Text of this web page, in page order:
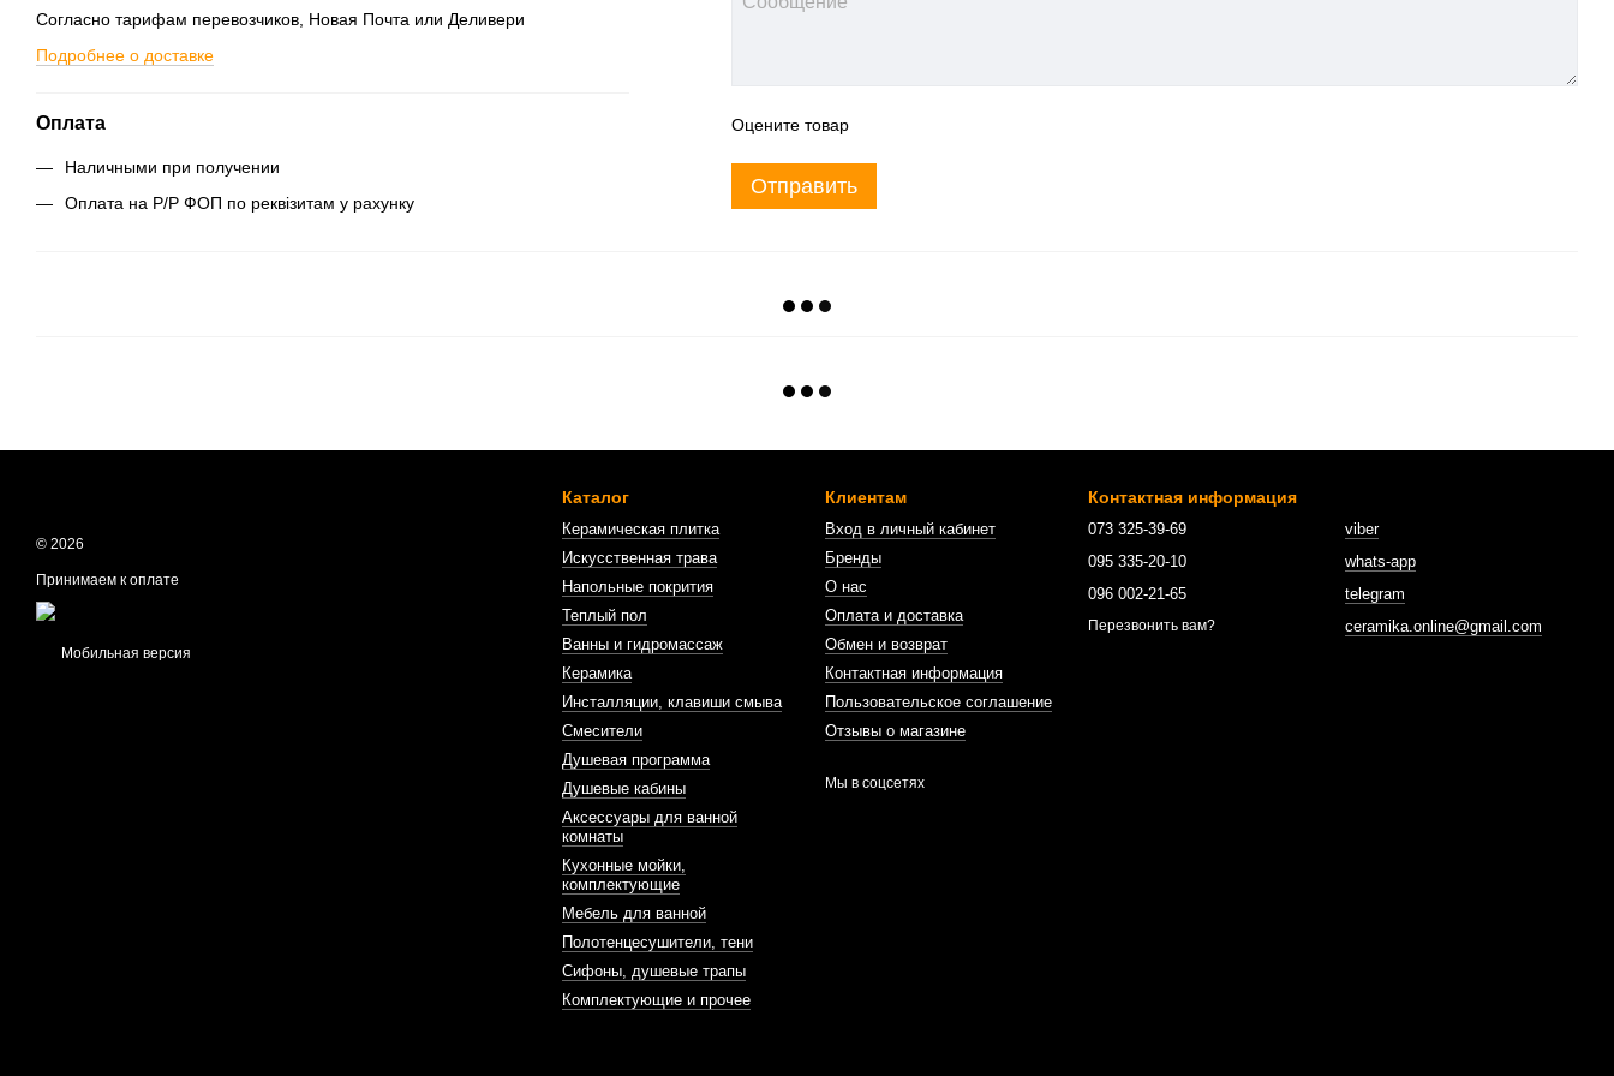
Согласно тарифам перевозчиков, Новая Почта или Деливери
Подробнее о доставке
Оплата
Наличными при получении
Оплата на Р/Р ФОП по реквізитам у рахунку
Оцените товар
Отправить
© 2026
Принимаем к оплате
Мобильная версия
Каталог
Керамическая плитка
Искусственная трава
Напольные покрития
Теплый пол
Ванны и гидромассаж
Керамика
Инсталляции, клавиши смыва
Смесители
Душевая программа
Душевые кабины
Аксессуары для ванной
комнаты
Кухонные мойки,
комплектующие
Мебель для ванной
Полотенцесушители, тени
Сифоны, душевые трапы
Комплектующие и прочее
Клиентам
Вход в личный кабинет
Бренды
О нас
Оплата и доставка
Обмен и возврат
Контактная информация
Пользовательское соглашение
Отзывы о магазине
Мы в соцсетях
Контактная информация
073 325-39-69
095 335-20-10
096 002-21-65
Перезвонить вам?
viber
whats-app
telegram
ceramika.online@gmail.com